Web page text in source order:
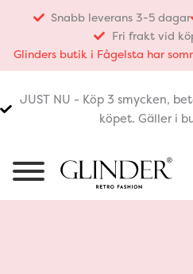
innehåll
Snabb leverans 3-5 dagar
Fri frakt vid
Glinders butik i Fågelsta har
JUST NU - Köp 3 smycken,
köpet. Gäller i